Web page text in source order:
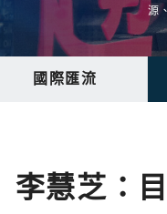
源
國際匯流
慧芝：